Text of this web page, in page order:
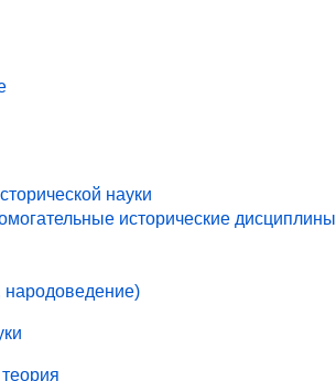
науки
исторические дисциплины
народоведение)